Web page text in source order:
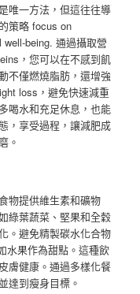
唯一方法，但這往往導
策略 focus on
being. 通過攝取營
，您可以在不感到飢
不僅燃燒脂肪，還增強
loss，避免快速減重
喝水和充足休息，也能
，享受過程，讓減肥成
。
物提供維生素和礦物
綠葉蔬菜、堅果和全穀
。避免精製碳水化合物
水果作為甜點。這種飲
膚健康。通過多樣化餐
達到瘦身目標。